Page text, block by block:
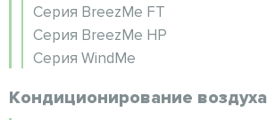
Серия BreezMe FT
Серия BreezMe HP
Серия WindMe
Кондиционирование воздуха